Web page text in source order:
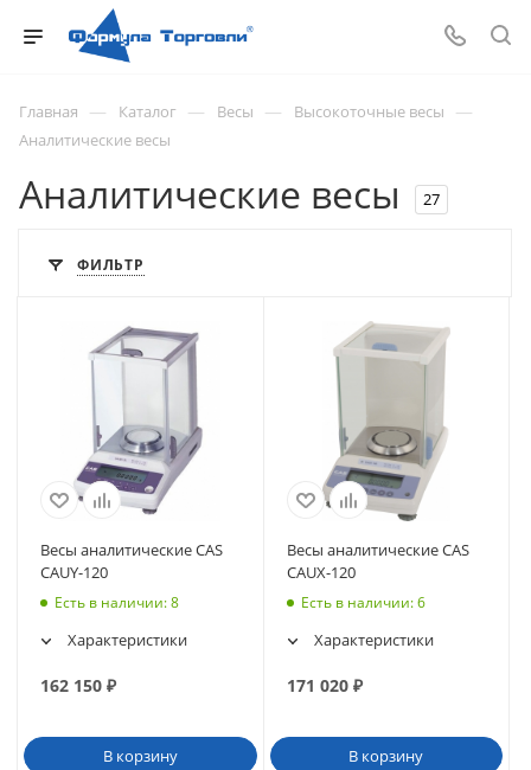
Главная — Каталог — Весы — Высокоточные весы —
Аналитические весы
Аналитические весы 27
ФИЛЬТР
Весы аналитические CAS
CAUY-120
Есть в наличии: 8
Характеристики
162 150 ₽
В корзину
Весы аналитические CAS
CAUX-120
Есть в наличии: 6
Характеристики
171 020₽
В корзину